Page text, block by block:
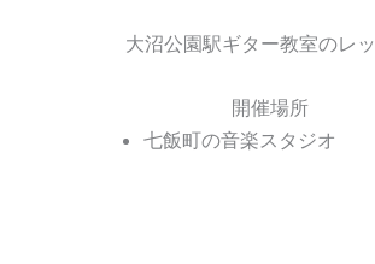
大沼公園駅ギター教室のレ
開催場所
七飯町の音楽スタジオ